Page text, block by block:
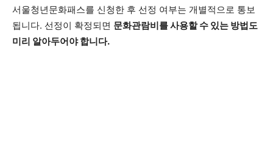
서울청년문화패스를 신청한 후 선정 여부는 개별적으로 통보
됩니다. 선정이 확정되면 문화관람비를 사용할 수 있는 방법도
미리 알아두어야 합니다.